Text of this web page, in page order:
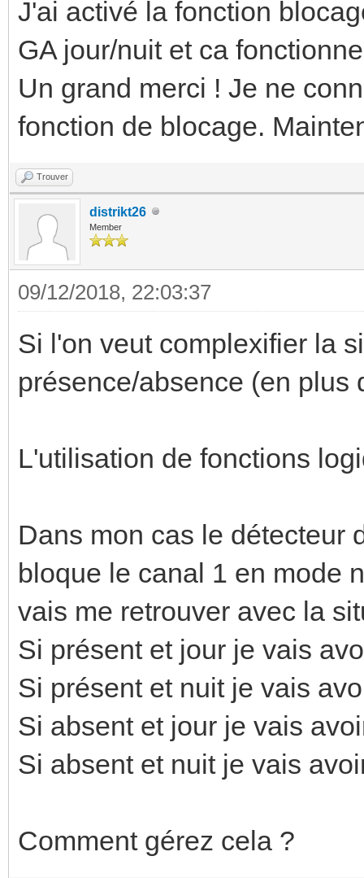
J'ai activé la fonction
GA jour/nuit et ca
Un grand merci ! Je ne
fonction de blocage.
Trouver
distrikt26
Member
09/12/2018, 22:03:37
Si l'on veut complexifier la
présence/absence (en plus
L'utilisation de fonctions
Dans mon cas le détecteur
bloque le canal 1 en mode
vais me retrouver avec la
Si présent et jour je vais
Si présent et nuit je vais
Si absent et jour je vais
Si absent et nuit je vais
Comment gérez cela ?